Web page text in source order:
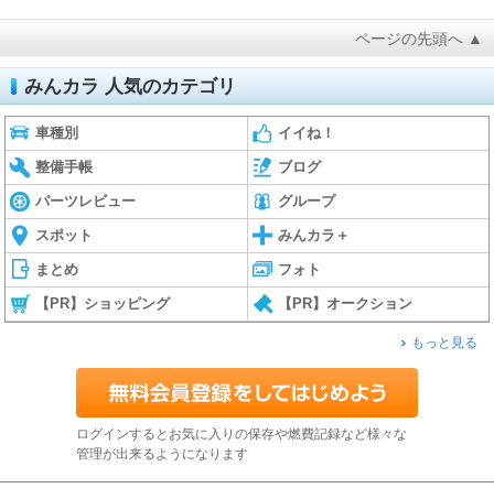
ページの先頭へ ▲
みんカラ 人気のカテゴリ
車種別 イイね！
整備手帳 ブログ
パーツレビュー グループ
スポット みんカラ＋
まとめ フォト
【PR】ショッピング 【PR】オークション
もっと見る
ログインするとお気に入りの保存や燃費記録など様々な
管理が出来るようになります